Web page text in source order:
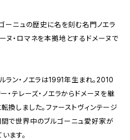
ゴーニュの歴史に名を刻む名門ノエラ
ヌ・ロマネを本拠地とするドメーヌで
ラン・ノエラは1991年生まれ。2010
・テレーズ・ノエラからドメーヌを継
換しました。ファーストヴィンテージ
で世界中のブルゴーニュ愛好家が
ます。